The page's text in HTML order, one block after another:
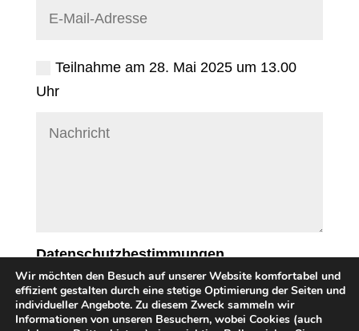
Teilnahme am 28. Mai 2025 um 13.00
Uhr
Datenschutzbestimmungen
Ich stimme den
Datenschutzbestimmungen zu.
Wir möchten den Besuch auf unserer Website komfortabel und
effizient gestalten durch eine stetige Optimierung der Seiten und
individueller Angebote. Zu diesem Zweck sammeln wir
Informationen von unseren Besuchern, wobei Cookies (auch